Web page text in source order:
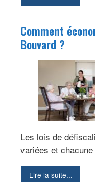
Comment
Bouvard ?
Les lois de
variées et
Lire la suite...